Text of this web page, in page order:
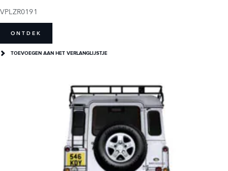
VPLZR0191
ONTDEK
TOEVOEGEN AAN HET VERLANGLIJSTJE